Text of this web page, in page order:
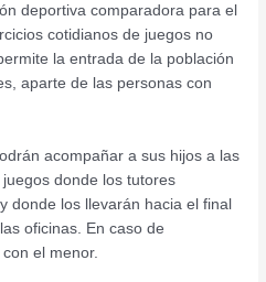
deportiva comparadora para el
cotidianos de juegos no
la entrada de la población
aparte de las personas con
acompañar a sus hijos a las
donde los tutores
donde los llevarán hacia el final
oficinas. En caso de
el menor.